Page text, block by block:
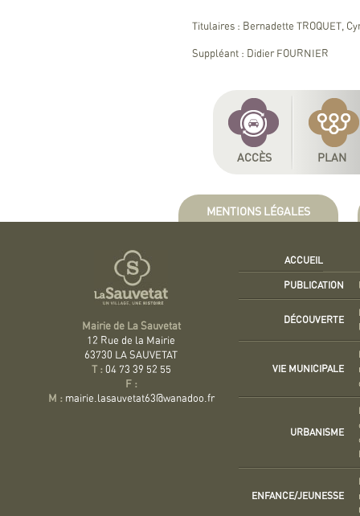
Titulaires : Bernadette TROQUET,
Suppléant : Didier FOURNIER
ACCÈS PLAN
MENTIONS LÉGALES
Mairie de La Sauvetat
12 Rue de la Mairie
63730 LA SAUVETAT
T : 04 73 39 52 55
F :
M : mairie.lasauvetat63@wanadoo.fr
ACCUEIL
PUBLICATION
DÉCOUVERTE
VIE MUNICIPALE
URBANISME
ENFANCE/JEUNESSE